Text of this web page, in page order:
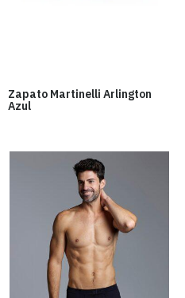
Zapato Martinelli Arlington
Azul